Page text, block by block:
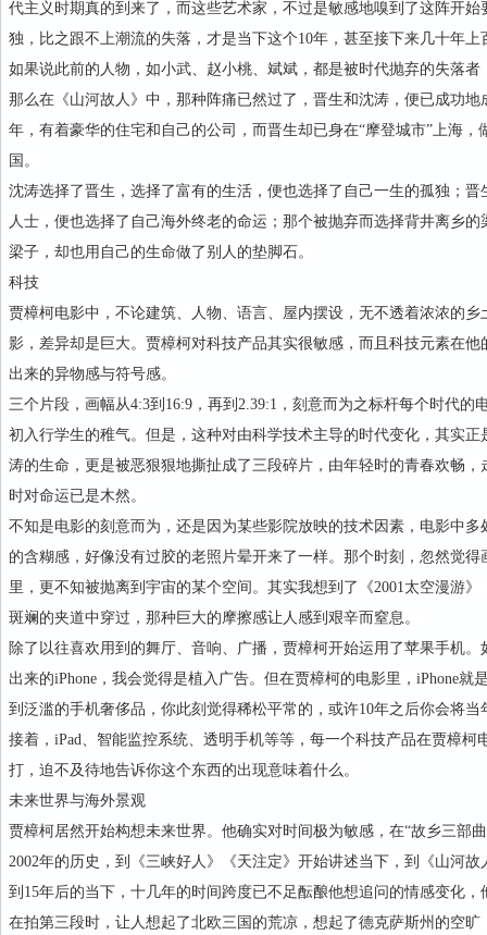
代主义时期真的到来了，而这些艺术家，不过是敏感地嗅到了这阵开
独，比之跟不上潮流的失落，才是当下这个10年，甚至接下来几十年
如果说此前的人物，如小武、赵小桃、斌斌，都是被时代抛弃的失落
那么在《山河故人》中，那种阵痛已然过了，晋生和沈涛，便已成功地
年，有着豪华的住宅和自己的公司，而晋生却已身在“摩登城市”上海
国。
沈涛选择了晋生，选择了富有的生活，便也选择了自己一生的孤独；
人士，便也选择了自己海外终老的命运；那个被抛弃而选择背井离乡
梁子，却也用自己的生命做了别人的垫脚石。
科技
贾樟柯电影中，不论建筑、人物、语言、屋内摆设，无不透着浓浓的
影，差异却是巨大。贾樟柯对科技产品其实很敏感，而且科技元素在
出来的异物感与符号感。
三个片段，画幅从4:3到16:9，再到2.39:1，刻意而为之标杆每个时代的
初入行学生的稚气。但是，这种对由科学技术主导的时代变化，其实
涛的生命，更是被恶狠狠地撕扯成了三段碎片，由年轻时的青春欢畅
时对命运已是木然。
不知是电影的刻意而为，还是因为某些影院放映的技术因素，电影中
的含糊感，好像没有过胶的老照片晕开来了一样。那个时刻，忽然觉
里，更不知被抛离到宇宙的某个空间。其实我想到了《2001太空漫游
斑斓的夹道中穿过，那种巨大的摩擦感让人感到艰辛而窒息。
除了以往喜欢用到的舞厅、音响、广播，贾樟柯开始运用了苹果手机
出来的iPhone，我会觉得是植入广告。但在贾樟柯的电影里，iPhone就
到泛滥的手机奢侈品，你此刻觉得稀松平常的，或许10年之后你会将
接着，iPad、智能监控系统、透明手机等等，每一个科技产品在贾樟柯
打，迫不及待地告诉你这个东西的出现意味着什么。
未来世界与海外景观
贾樟柯居然开始构想未来世界。他确实对时间极为敏感，在“故乡三部
2002年的历史，到《三峡好人》《天注定》开始讲述当下，到《山河
到15年后的当下，十几年的时间跨度已不足酝酿他想追问的情感变化
在拍第三段时，让人想起了北欧三国的荒凉，想起了德克萨斯州的空